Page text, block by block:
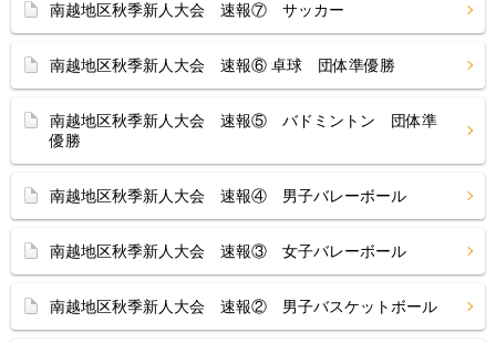
南越地区秋季新人大会 速報⑦ サッカー
南越地区秋季新人大会 速報⑥ 卓球 団体準優勝
南越地区秋季新人大会 速報⑤ バドミントン 団体準
優勝
南越地区秋季新人大会 速報④ 男子バレーボール
南越地区秋季新人大会 速報③ 女子バレーボール
南越地区秋季新人大会 速報② 男子バスケットボール